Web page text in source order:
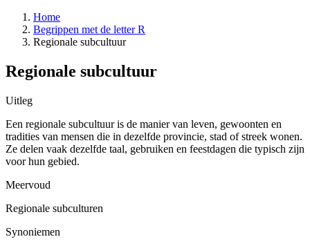
Home
Begrippen met de letter R
Regionale subcultuur
Regionale subcultuur
Uitleg
Een regionale subcultuur is de manier van leven, gewoonten en
tradities van mensen die in dezelfde provincie, stad of streek wonen.
Ze delen vaak dezelfde taal, gebruiken en feestdagen die typisch zijn
voor hun gebied.
Meervoud
Regionale subculturen
Synoniemen